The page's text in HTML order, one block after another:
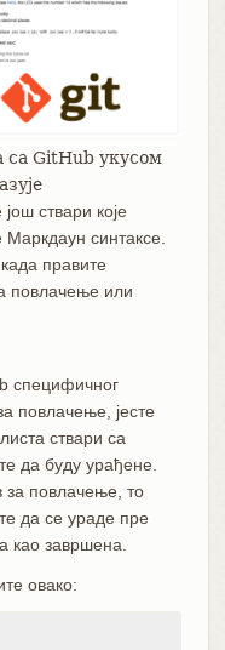
GitHub укусом
ствари које
синтаксе.
правите
повлачење или
специфичног
повлачење, јесте
ствари са
да буду урађене.
за повлачење, то
да се ураде пре
као завршена.
овако: